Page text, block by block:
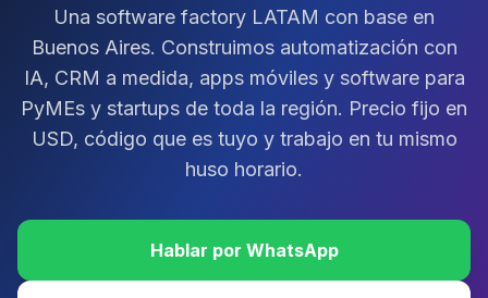
Una software factory LATAM con base en
Buenos Aires. Construimos automatización con
IA, CRM a medida, apps móviles y software para
PyMEs y startups de toda la región. Precio fijo en
USD, código que es tuyo y trabajo en tu mismo
huso horario.
Hablar por WhatsApp